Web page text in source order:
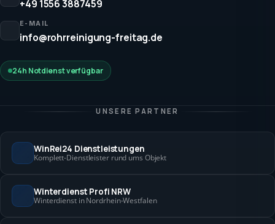
+49 1556 3887459
E-MAIL
info@rohrreinigung-freitag.de
24h Notdienst verfügbar
UNSERE PARTNER
WinRei24 Dienstleistungen
Komplett-Dienstleister rund ums Objekt
Winterdienst Profi NRW
Winterdienst in Nordrhein-Westfalen